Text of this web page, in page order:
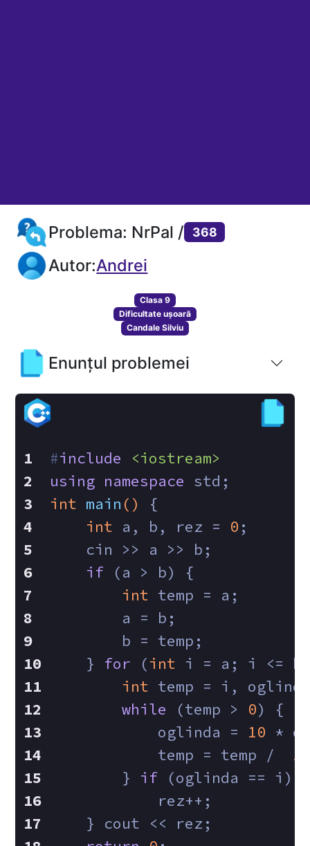
Problema: NrPal / 368
Autor:Andrei
Clasa 9
Dificultate ușoară
Candale Silviu
Enunțul problemei
#include
<iostream>
using namespace std;
int main ()
{
int a, b, rez = 0 ;
    cin >> a >> b;
if (a > b) {
int temp = a;
        a = b;
        b = temp;
    }
for (int i = a; i <=
int temp = i,
while (temp > 0) {
            oglinda =
10 *
            temp = temp /
        }
if (oglinda == i)
            rez++;
    } cout << rez;